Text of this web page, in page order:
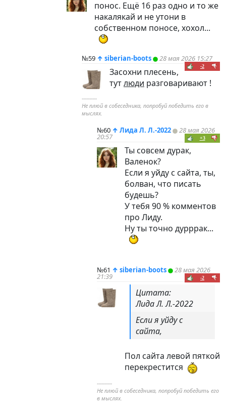
понос. Ещё 16 раз одно и то же
накалякай и не утони в
собственном поносе, хохол...
№59 ↑ siberian-boots 28 мая 2026 15:27
-2
Засохни плесень,
тутлюди разговаривают !
----------
Не плюй в собеседника, попробуй победить его в
мыслях.
№60 ↑ Лида Л. Л.-2022 28 мая 2026
20:57 +3
Ты совсем дурак,
Валенок?
Если я уйду с сайта, ты,
болван, что писать
будешь?
У тебя 90 % комментов
про Лиду.
Ну ты точно дурррак...
№61 ↑ siberian-boots 28 мая 2026
21:39 -2
Цитата:
Лида Л. Л.-2022
Если я уйду с
сайта,
Пол сайта левой пяткой
перекрестится
----------
Не плюй в собеседника, попробуй победить его
в мыслях.